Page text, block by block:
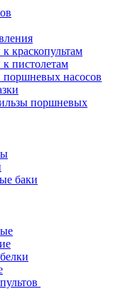
краскопультам
пистолетам
насосов
поршневых
баки